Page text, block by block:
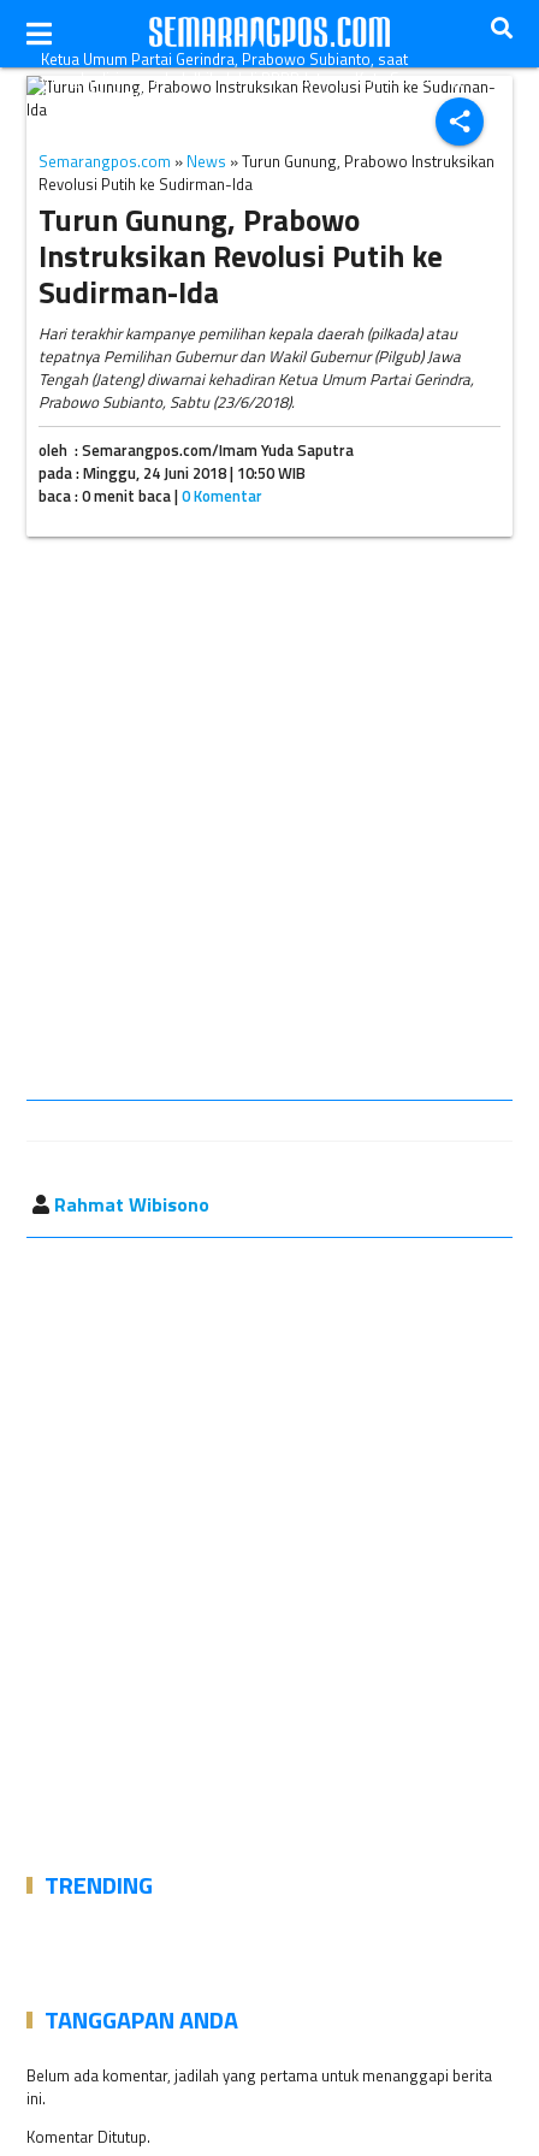
share
Ketua Umum Partai Gerindra, Prabowo Subianto, saat
menghadiri acara halalbihalal di PRPP Jateng, Kota Semarang,
Sabtu (23/6/2018). (Solopos-Imam Yuda S.)
Semarangpos.com » News » Turun Gunung, Prabowo Instruksikan
Revolusi Putih ke Sudirman-Ida
Turun Gunung, Prabowo
Instruksikan Revolusi Putih ke
Sudirman-Ida
Hari terakhir kampanye pemilihan kepala daerah (pilkada) atau
tepatnya Pemilihan Gubernur dan Wakil Gubernur (Pilgub) Jawa
Tengah (Jateng) diwarnai kehadiran Ketua Umum Partai Gerindra,
Prabowo Subianto, Sabtu (23/6/2018).
oleh : Semarangpos.com/Imam Yuda Saputra
pada : Minggu, 24 Juni 2018 | 10:50 WIB
baca : 0 menit baca |0 Komentar
Rahmat Wibisono
TRENDING
TANGGAPAN ANDA
Belum ada komentar, jadilah yang pertama untuk menanggapi berita
ini.
Komentar Ditutup.